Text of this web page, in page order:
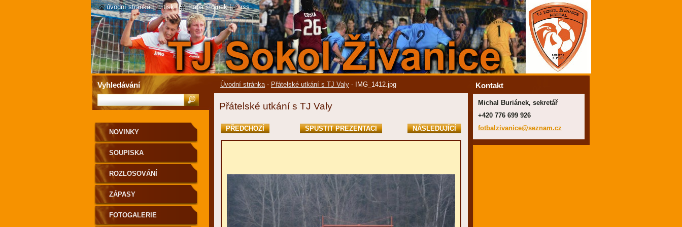
Úvodní stránka - Přátelské utkání s TJ Valy - IMG_1412.jpg
Přátelské utkání s TJ Valy
PŘEDCHOZÍ SPUSTIT PREZENTACI NÁSLEDUJÍCÍ
NOVINKY
SOUPISKA
ROZLOSOVÁNÍ
ZÁPASY
FOTOGALERIE
Kontakt
Michal Buriánek, sekretář
+420 776 699 926
fotbalzivanice@seznam.cz
Vyhledávání
úvodní stránka | tisk | mapa stránek | rss